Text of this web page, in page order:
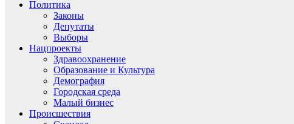
Политика
Законы
Депутаты
Выборы
Нацпроекты
Здравоохранение
Образование и Культура
Демография
Городская среда
Малый бизнес
Происшествия